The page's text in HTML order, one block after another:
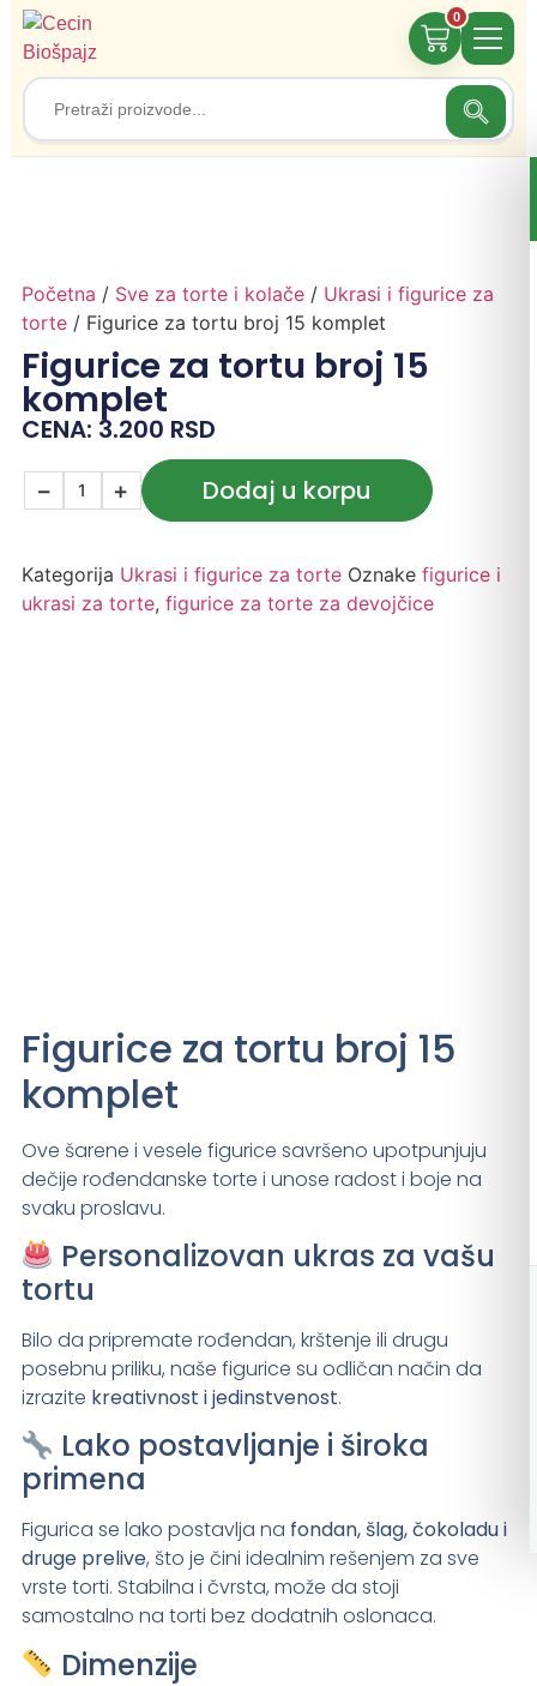
Search
for:
0
Početna / Sve za torte i kolače/ Ukrasi i figurice za
torte/ Figurice za tortu broj 15 komplet
Figurice za tortu broj 15
komplet
CENA: 3.200 RSD
− + Dodaj u korpu
Kategorija Ukrasi i figurice za torte Oznake figurice i
ukrasi za torte, figurice za torte za devojčice
Figurice za tortu broj 15
komplet
Ove šarene i vesele figurice savršeno upotpunjuju
dečije rođendanske torte i unose radost i boje na
svaku proslavu.
Personalizovan ukras za vašu
tortu
Bilo da pripremate rođendan, krštenje ili drugu
posebnu priliku, naše figurice su odličan način da
izrazite kreativnost i jedinstvenost.
Lako postavljanje i široka
primena
Figurica se lako postavlja na fondan, šlag, čokoladu i
druge prelive, što je čini idealnim rešenjem za sve
vrste torti. Stabilna i čvrsta, može da stoji
samostalno na torti bez dodatnih oslonaca.
Dimenzije